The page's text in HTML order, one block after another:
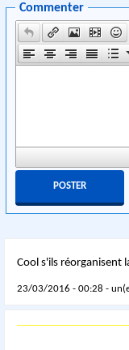
Commenter
Cool s'ils réorganisent
23/03/2016 - 00:28 -